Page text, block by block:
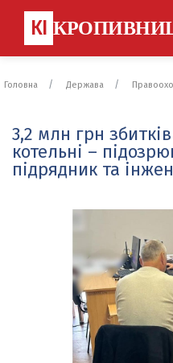
КІ
Головна Держава
3,2 млн грн
котельні –
підрядник та